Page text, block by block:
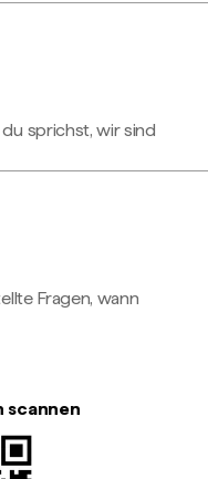
sprichst, wir sind
Fragen, wann
scannen